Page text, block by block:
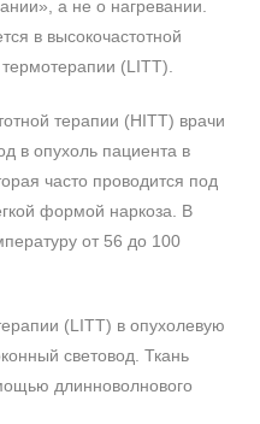
а не о нагревании.
в высокочастотной
(LITT).
терапии (HITT) врачи
в опухоль пациента в
часто проводится под
формой наркоза. В
от 56 до 100
(LITT) в опухолевую
световод. Ткань
длинноволнового